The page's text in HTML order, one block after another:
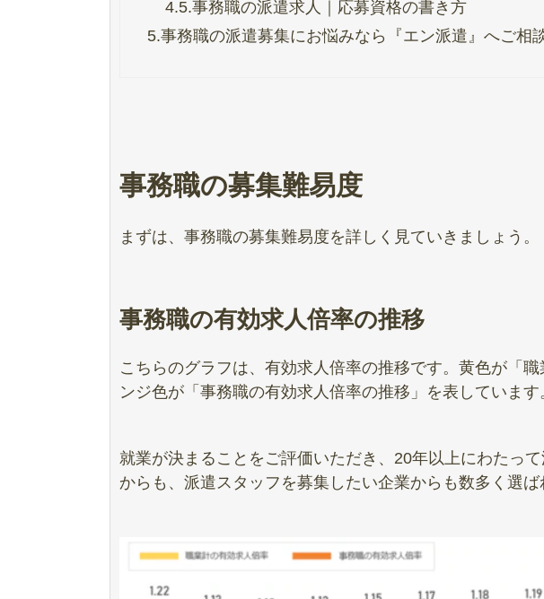
4.5.事務職の派遣求人｜応募資格の書き方
5.事務職の派遣募集にお悩みなら『エン派遣』へご相
事務職の募集難易度
まずは、事務職の募集難易度を詳しく見ていきましょう。
事務職の有効求人倍率の推移
こちらのグラフは、有効求人倍率の推移です。黄色が「
ンジ色が「事務職の有効求人倍率の推移」を表しています
就業が決まることをご評価いただき、20年以上にわたっ
からも、派遣スタッフを募集したい企業からも数多く選ば